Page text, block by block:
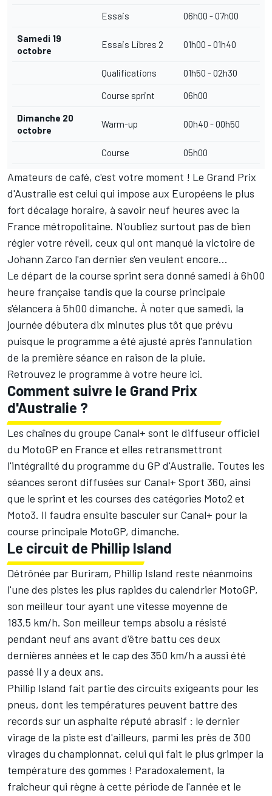
Essais 06h00 - 07h00
Samedi 19
octobre
Essais Libres 2 01h00 - 01h40
Qualifications 01h50 - 02h30
Course sprint 06h00
Dimanche 20
octobre
Warm-up 00h40 - 00h50
Course 05h00
Amateurs de café, c'est votre moment ! Le Grand Prix
d'Australie est celui qui impose aux Européens le plus
fort décalage horaire, à savoir neuf heures avec la
France métropolitaine. N'oubliez surtout pas de bien
régler votre réveil, ceux qui ont manqué la victoire de
Johann Zarco l'an dernier s'en veulent encore...
Le départ de la course sprint sera donné samedi à 6h00
heure française tandis que la course principale
s'élancera à 5h00 dimanche. À noter que samedi, la
journée débutera dix minutes plus tôt que prévu
puisque le programme a été ajusté après l'annulation
de la première séance en raison de la pluie.
Retrouvez le programme à votre heure ici.
Comment suivre le Grand Prix
d'Australie ?
Les chaînes du groupe Canal+ sont le diffuseur officiel
du MotoGP en France et elles retransmettront
l'intégralité du programme du GP d'Australie. Toutes les
séances seront diffusées sur Canal+ Sport 360, ainsi
que le sprint et les courses des catégories Moto2 et
Moto3. Il faudra ensuite basculer sur Canal+ pour la
course principale MotoGP, dimanche.
Le circuit de Phillip Island
Détrônée par Buriram, Phillip Island reste néanmoins
l'une des pistes les plus rapides du calendrier MotoGP,
son meilleur tour ayant une vitesse moyenne de
183,5 km/h. Son meilleur temps absolu a résisté
pendant neuf ans avant d'être battu ces deux
dernières années et le cap des 350 km/h a aussi été
passé il y a deux ans.
Phillip Island fait partie des circuits exigeants pour les
pneus, dont les températures peuvent battre des
records sur un asphalte réputé abrasif : le dernier
virage de la piste est d'ailleurs, parmi les près de 300
virages du championnat, celui qui fait le plus grimper la
température des gommes ! Paradoxalement, la
fraîcheur qui règne à cette période de l'année et le